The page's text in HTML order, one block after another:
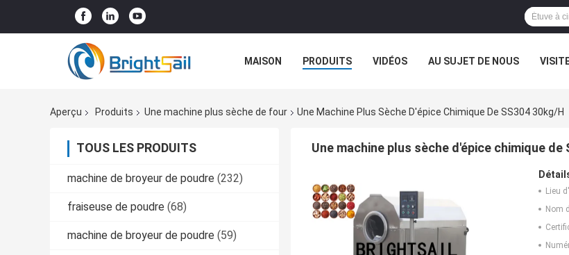
MAISON PRODUITS VIDÉOS AU SUJET DE NOUS
Aperçu
Produits Une machine plus sèche de four Une Machine Plus Sèche D'épice Chimique De SS304 30kg/H
TOUS LES PRODUITS
machine de broyeur de poudre (232)
fraiseuse de poudre (68)
machine de broyeur de poudre (59)
Une machine plus sèche d'épice chimique de
Lieu
Nom